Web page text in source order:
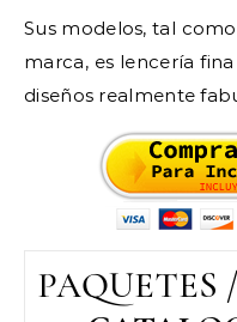
Sus modelos, tal
marca, es lencería
diseños realmente
PAQUETES